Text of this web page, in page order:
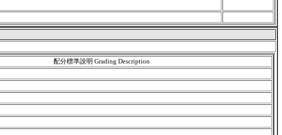
配分標準說明 Grading Description